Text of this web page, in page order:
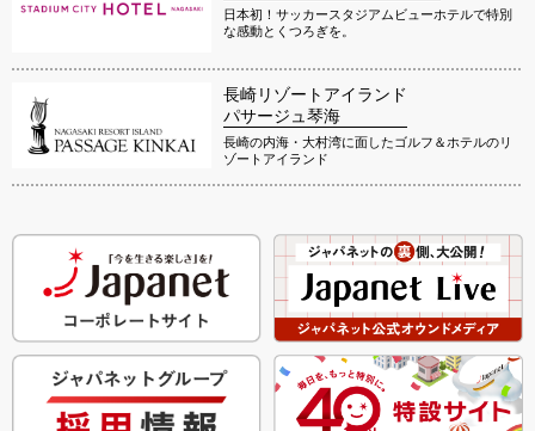
日本初！サッカースタジアムビューホテルで特別
な感動とくつろぎを。
長崎リゾートアイランド
パサージュ琴海
長崎の内海・大村湾に面したゴルフ＆ホテルのリ
ゾートアイランド